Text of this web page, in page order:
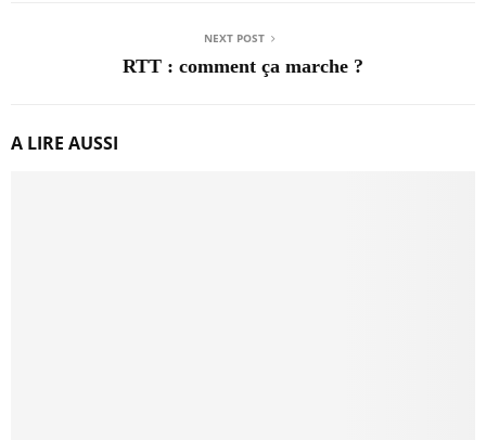
NEXT POST
RTT : comment ça marche ?
A LIRE AUSSI